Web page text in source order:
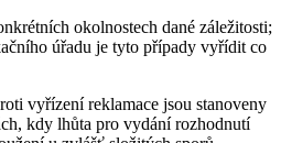
okolnostech dané záležitosti;
úřadu je tyto případy vyřídit co
vyřízení reklamace jsou stanoveny
kdy lhůta pro vydání rozhodnutí